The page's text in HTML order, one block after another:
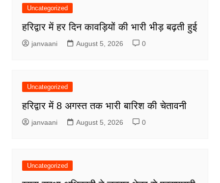
Uncategorized
हरिद्वार में हर दिन कावड़ियों की भारी भीड़ बढ़ती हुई
janvaani August 5, 2026 0
Uncategorized
हरिद्वार में 8 अगस्त तक भारी बारिश की चेतावनी
janvaani August 5, 2026 0
Uncategorized